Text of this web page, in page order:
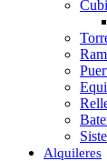
Alquileres